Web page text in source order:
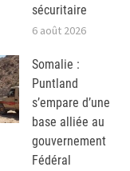
sécuritaire
6 août 2026
Somalie :
Puntland
s’empare d’une
base alliée au
gouvernement
Fédéral